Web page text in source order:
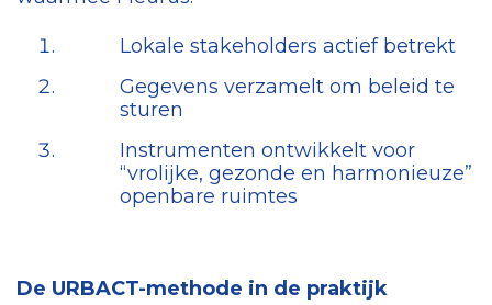
Lokale stakeholders actief betrekt
Gegevens verzamelt om beleid te
sturen
Instrumenten ontwikkelt voor
“vrolijke, gezonde en harmonieuze”
openbare ruimtes
De URBACT-methode in de praktijk